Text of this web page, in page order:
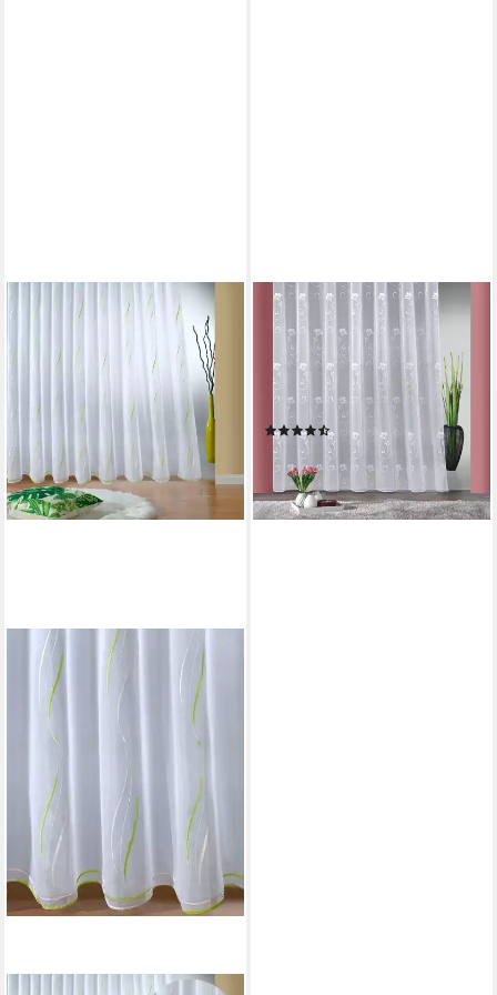
WECKBRODT
Gardine Lilly (1 St), Smokband,
halbtransparent, Jacquard,
Jacquard, strukturiert,
nach Maß(21)
ab 24,49 €
lieferbar - in 6-8 Werktagen bei dir